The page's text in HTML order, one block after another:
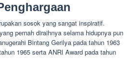
sosok yang sangat inspiratif.
pernah diraihnya selama hidupnya pun
Bintang Gerilya pada tahun 1963
1965 serta ANRI Award pada tahun